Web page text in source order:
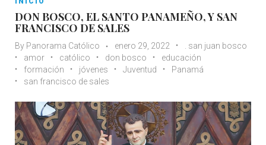
DON BOSCO, EL SANTO PANAMEÑO, Y SAN
FRANCISCO DE SALES
By Panorama Católico enero 29, 2022
. san juan bosco
amor
católico don bosco
educación
formación
jóvenes Juventud
Panamá
san francisco de sales